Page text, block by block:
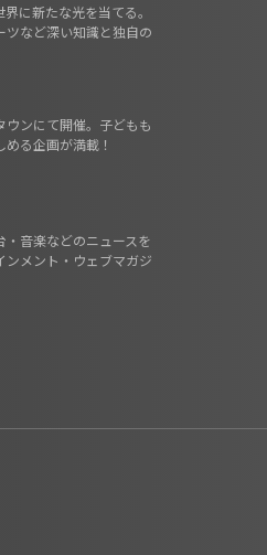
に新たな光を当てる。
ツなど深い知識と独自の
ウンにて開催。子どもも
る企画が満載！
・音楽などのニュースを
ンメント・ウェブマガジ